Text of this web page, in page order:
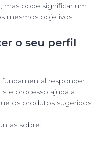
mas pode significar um
mesmos objetivos.
o seu perfil
fundamental responder
Este processo ajuda a
os produtos sugeridos
sobre: